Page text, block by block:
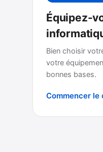
Équipez-
Bien choisir
votre
bonnes bases.
Commencer